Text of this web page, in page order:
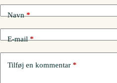
Navn*
E-mail*
Tilføj en kommentar *